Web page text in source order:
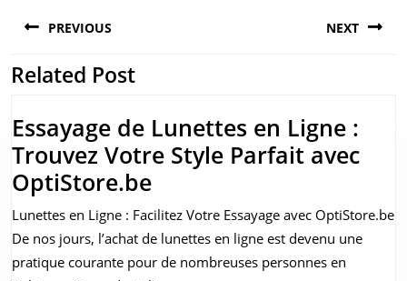
de
l’article
PREVIOUS
Previous
NEXT
Related Post
Essayage de Lunettes en Ligne :
Trouvez Votre Style Parfait avec
OptiStore.beEssayage
de
Lunettes
en
Lunettes en Ligne : Facilitez Votre Essayage avec OptiStore.be
De nos jours, l’achat de lunettes en ligne est devenu une
pratique courante pour de nombreuses personnes en